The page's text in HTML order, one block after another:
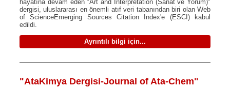
hayatına devam eden "Art and Interpretation (Sanat ve Yorum)"
dergisi, uluslararası en önemli atıf veri tabanından biri olan Web
of ScienceEmerging Sources Citation Index'e (ESCI) kabul
edildi.
Ayrıntılı bilgi için...
"AtaKimya Dergisi-Journal of Ata-Chem"